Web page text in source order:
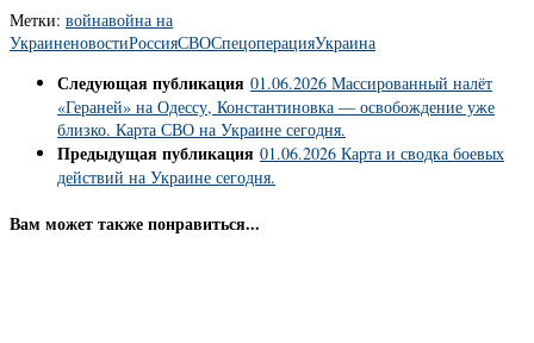
Метки: войнавойна на
УкраиненовостиРоссияСВОСпецоперацияУкраина
Следующая публикация 01.06.2026 Массированный налёт
«Гераней» на Одессу, Константиновка — освобождение уже
близко. Карта СВО на Украине сегодня.
Предыдущая публикация 01.06.2026 Карта и сводка боевых
действий на Украине сегодня.
Вам может также понравиться...